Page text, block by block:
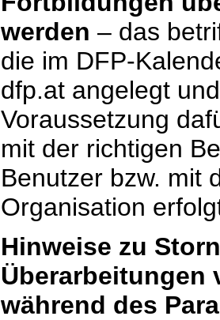
werden – das
die im DFP-
dfp.at angelegt
Voraussetzung
mit der richtigen
Benutzer bzw. mit
Organisation
Hinweise zu
Überarbeitungen
während des